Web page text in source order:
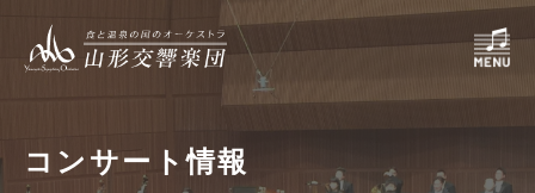
コンサート情報